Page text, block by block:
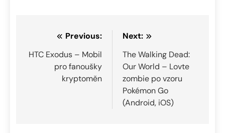
Navigace
pro
příspěvek
Previous:
HTC Exodus – Mobil
pro fanoušky
kryptoměn
Next:
The Walking Dead:
Our World – Lovte
zombie po vzoru
Pokémon Go
(Android, iOS)